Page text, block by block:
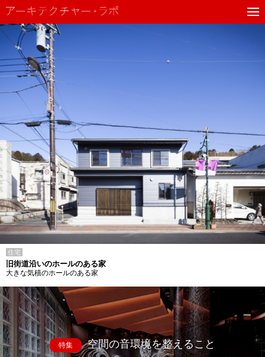
住宅
旧街道沿いのホールのある家
大きな気積のホールのある家
特集 空間の音環境を整えること